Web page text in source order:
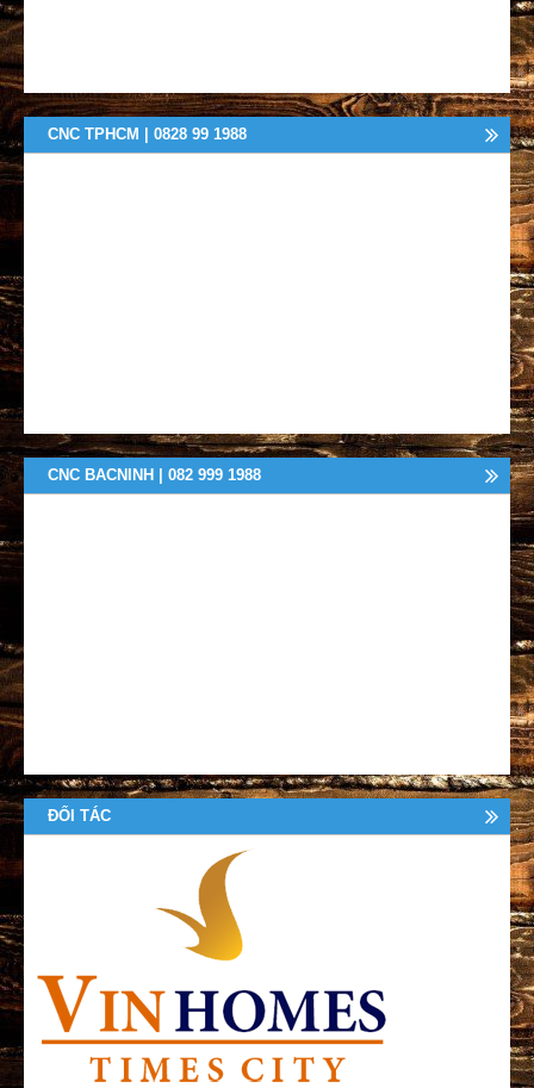
CNC TPHCM | 0828 99 1988
CNC BACNINH | 082 999 1988
ĐỐI TÁC